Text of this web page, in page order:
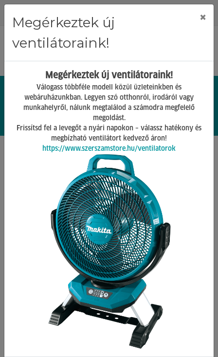
0 0.
Barkács Gépek
Sarokcsiszolók, polírozógépek
Vissza
Kategóriák
Akkumulátoros sarokcsiszolók, polírozók
Elektromos sarokcsiszolók, polírozógépek
213 db termék a listában
csak akciósak
Megérkeztek új
ventilátoraink!
×
Megérkeztek új ventilátoraink!
Válogass többféle modell közül üzleteinkben és
webáruházunkban. Legyen szó otthonról, irodáról vagy
munkahelyről, nálunk megtalálod a számodra megfelelő
megoldást.
Frissítsd fel a levegőt a nyári napokon – válassz hatékony és
megbízható ventilátort kedvező áron!
https://www.szerszamstore.hu/ventilatorok